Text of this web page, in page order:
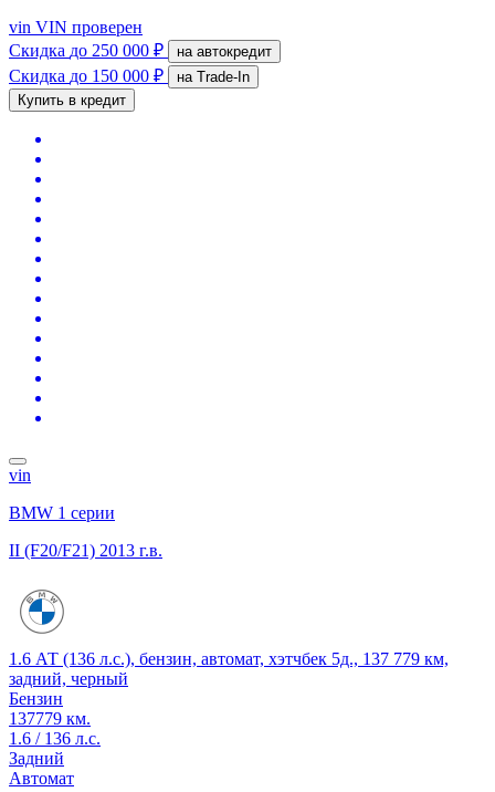
vin VIN проверен
Скидка до 250 000 ₽ на автокредит
Скидка до 150 000 ₽
на Trade-In
Купить в кредит
vin
BMW 1 серии
II (F20/F21) 2013 г.в.
1.6 АТ (136 л.с.), бензин, автомат, хэтчбек 5д., 137 779 км,
задний, черный
Бензин
137779 км.
1.6 / 136 л.с.
Задний
Автомат